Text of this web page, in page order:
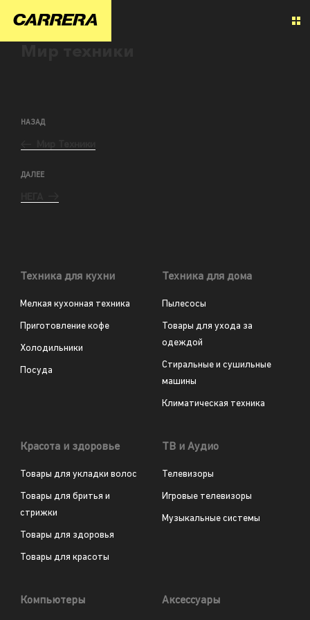
НАЗАД
ДАЛЕЕ
Техника для кухни
Мелкая кухонная техника
Приготовление кофе
Холодильники
Посуда
Техника для дома
Пылесосы
Товары для ухода за
одеждой
Стиральные и сушильные
машины
Климатическая техника
Красота и здоровье
Товары для укладки волос
Товары для бритья и
стрижки
Товары для здоровья
Товары для красоты
ТВ и Аудио
Телевизоры
Игровые телевизоры
Музыкальные системы
Компьютеры Аксессуары